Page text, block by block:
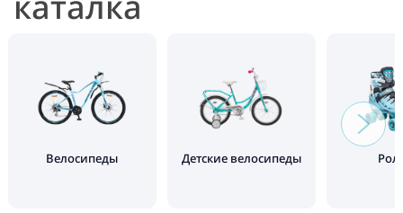
Велосипеды Детские велосипеды